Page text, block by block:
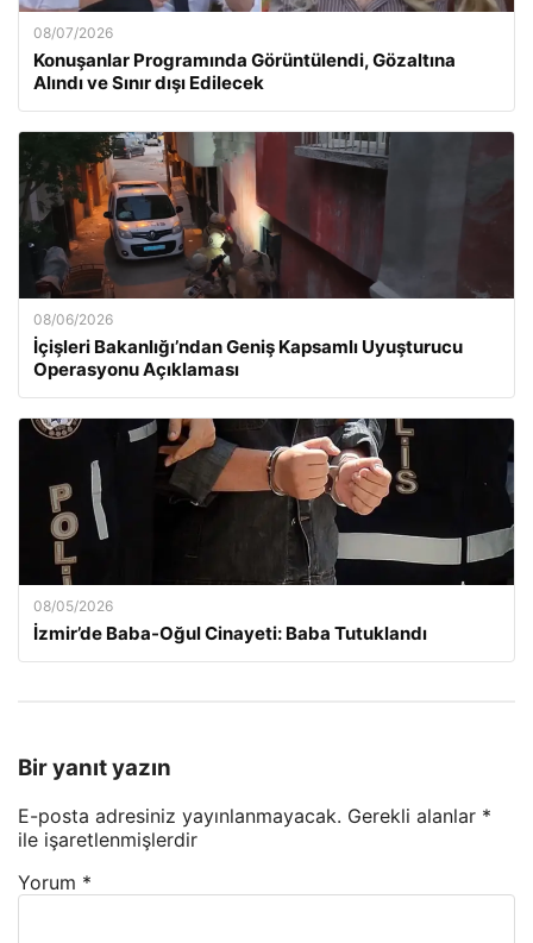
08/07/2026
Konuşanlar Programında Görüntülendi, Gözaltına
Alındı ve Sınır dışı Edilecek
08/06/2026
İçişleri Bakanlığı’ndan Geniş Kapsamlı Uyuşturucu
Operasyonu Açıklaması
08/05/2026
İzmir’de Baba-Oğul Cinayeti: Baba Tutuklandı
Bir yanıt yazın
E-posta adresiniz yayınlanmayacak. Gerekli alanlar *
ile işaretlenmişlerdir
Yorum *